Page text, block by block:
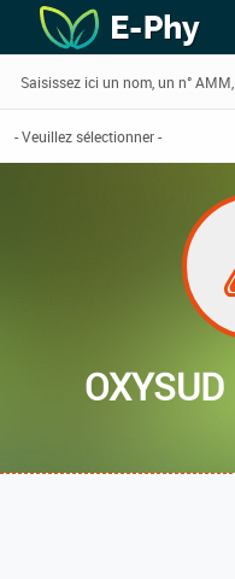
OXYSUD